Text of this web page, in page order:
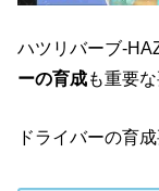
ハツリバーブ-
ーの育成も重要
ドライバーの育